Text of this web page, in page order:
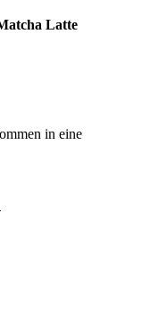
Latte
in eine